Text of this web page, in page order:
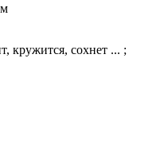
кру­жится, сохнет ... ;